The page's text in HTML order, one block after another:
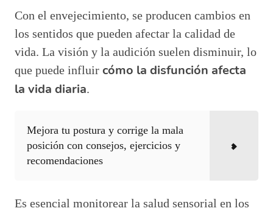
Con el envejecimiento, se producen cambios en
los sentidos que pueden afectar la calidad de
vida. La visión y la audición suelen disminuir, lo
que puede influir cómo la disfunción afecta
la vida diaria.
Mejora tu postura y corrige la mala
posición con consejos, ejercicios y
recomendaciones
Es esencial monitorear la salud sensorial en los